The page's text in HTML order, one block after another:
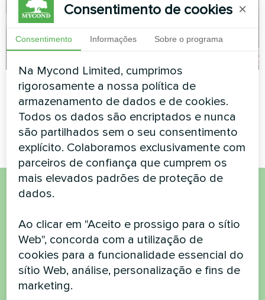
Aquafarm
Bomba de calor modular da
série MCU
Centro comercial
Bomba de calor modular série
MCU
dúvidas?
Contacte-nos e nós ajudamo-lo
Nome
Consentimento de cookies ×
Consentimento Informações Sobre o programa
Na Mycond Limited, cumprimos
rigorosamente a nossa política de
armazenamento de dados e de cookies.
Todos os dados são encriptados e nunca
são partilhados sem o seu consentimento
explícito. Colaboramos exclusivamente com
parceiros de confiança que cumprem os
mais elevados padrões de proteção de
dados.
Ao clicar em "Aceito e prossigo para o sítio
Web", concorda com a utilização de
cookies para a funcionalidade essencial do
sítio Web, análise, personalização e fins de
marketing.